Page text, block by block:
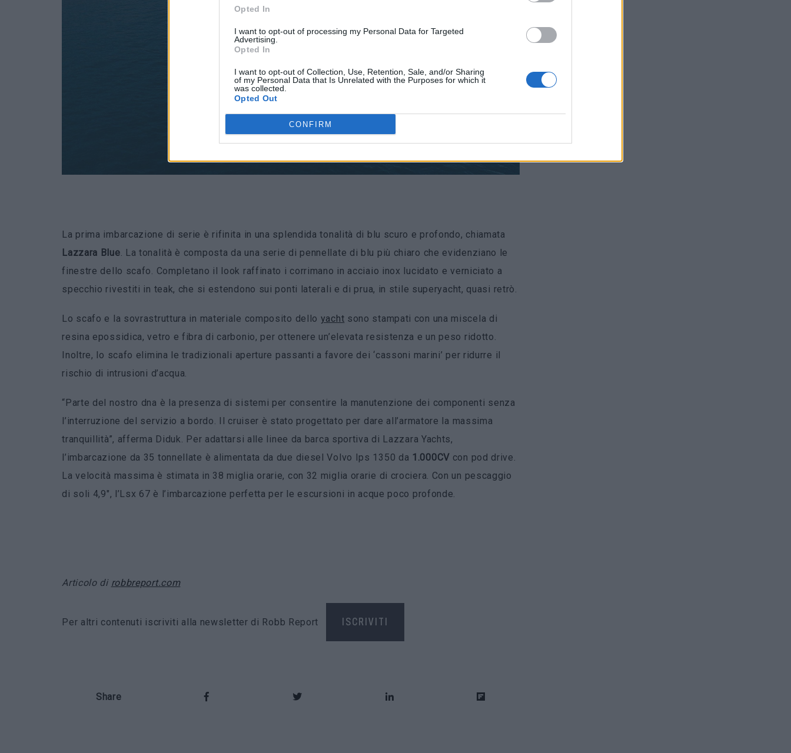
Opted In
I want to opt-out of processing my Personal Data for Targeted
Advertising.
Opted In
I want to opt-out of Collection, Use, Retention, Sale, and/or Sharing
of my Personal Data that Is Unrelated with the Purposes for which it
was collected.
Opted Out
CONFIRM
La prima imbarcazione di serie è rifinita in una splendida tonalità di blu scuro e profondo, chiamata
Lazzara Blue. La tonalità è composta da una serie di pennellate di blu più chiaro che evidenziano le
finestre dello scafo. Completano il look raffinato i corrimano in acciaio inox lucidato e verniciato a
specchio rivestiti in teak, che si estendono sui ponti laterali e di prua, in stile superyacht, quasi retrò.
Lo scafo e la sovrastruttura in materiale composito dello yacht sono stampati con una miscela di
resina epossidica, vetro e fibra di carbonio, per ottenere un’elevata resistenza e un peso ridotto.
Inoltre, lo scafo elimina le tradizionali aperture passanti a favore dei ‘cassoni marini’ per ridurre il
rischio di intrusioni d’acqua.
“Parte del nostro dna è la presenza di sistemi per consentire la manutenzione dei componenti senza
l’interruzione del servizio a bordo. Il cruiser è stato progettato per dare all’armatore la massima
tranquillità”, afferma Diduk. Per adattarsi alle linee da barca sportiva di Lazzara Yachts,
l’imbarcazione da 35 tonnellate è alimentata da due diesel Volvo Ips 1350 da 1.000CV con pod drive.
La velocità massima è stimata in 38 miglia orarie, con 32 miglia orarie di crociera. Con un pescaggio
di soli 4,9″, l’Lsx 67 è l’imbarcazione perfetta per le escursioni in acque poco profonde.
Articolo di robbreport.com
Per altri contenuti iscriviti alla newsletter di Robb Report ISCRIVITI
Share